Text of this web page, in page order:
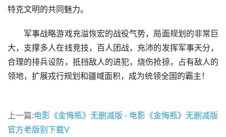
特克文明的共同魅力。
军事战略游戏充溢恢宏的战役气势，局面规划的非常巨
大，支撑多人在线竞技，百人团战，充沛的发挥军事天分，
合理的排兵设防，抵挡敌人的进犯，烧伤抢掠，占有敌人的
领地，扩展戎行规划和疆域面积，成为统领全国的霸主！
上一篇:电影《金悔瓶》无删减版 - 电影《金悔瓶》无删减版
官方老版别下载V